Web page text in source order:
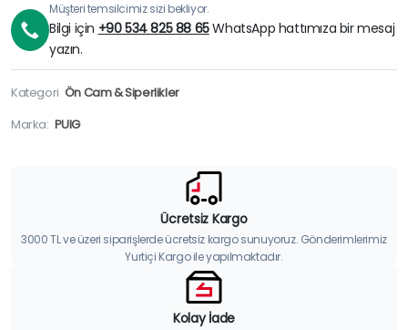
Müşteri temsilcimiz sizi bekliyor.
Bilgi için +90 534 825 88 65WhatsApp hattımıza bir mesaj
yazın.
Kategori Ön Cam & Siperlikler
Marka: PUIG
Ücretsiz Kargo
3000 TL ve üzeri siparişlerde ücretsiz kargo sunuyoruz. Gönderimlerimiz
Yurtiçi Kargo ile yapılmaktadır.
Kolay İade